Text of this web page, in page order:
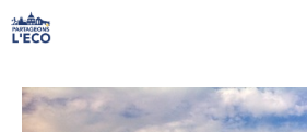
Aller
au